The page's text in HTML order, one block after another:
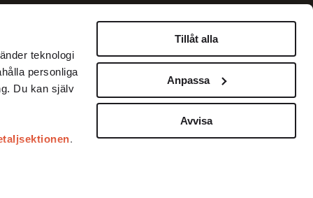
teknologi
personliga
Du kan själv
.
Tillåt alla
Anpassa
Avvisa
Om Fokus
Annonsera
Prenumerera
Information
Personuppgiftspolicy
Betalningar med Klarna
Kundservice